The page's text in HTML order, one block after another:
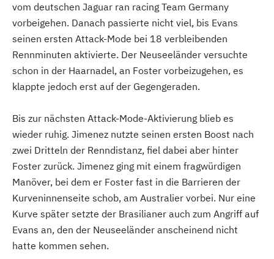
vom deutschen Jaguar ran racing Team Germany
vorbeigehen. Danach passierte nicht viel, bis Evans
seinen ersten Attack-Mode bei 18 verbleibenden
Rennminuten aktivierte. Der Neuseeländer versuchte
schon in der Haarnadel, an Foster vorbeizugehen, es
klappte jedoch erst auf der Gegengeraden.
Bis zur nächsten Attack-Mode-Aktivierung blieb es
wieder ruhig. Jimenez nutzte seinen ersten Boost nach
zwei Dritteln der Renndistanz, fiel dabei aber hinter
Foster zurück. Jimenez ging mit einem fragwürdigen
Manöver, bei dem er Foster fast in die Barrieren der
Kurveninnenseite schob, am Australier vorbei. Nur eine
Kurve später setzte der Brasilianer auch zum Angriff auf
Evans an, den der Neuseeländer anscheinend nicht
hatte kommen sehen.